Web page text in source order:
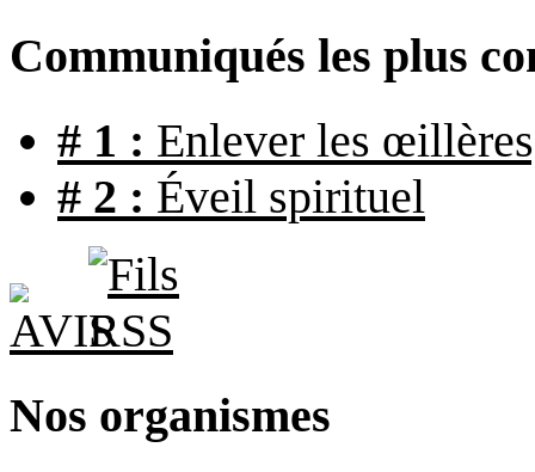
Communiqués les plus
# 1 : Enlever les
# 2 : Éveil spirituel
Nos organismes